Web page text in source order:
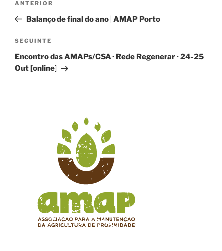
artigos
Conteúdo
anterior
ANTERIOR
Balanço de final do ano | AMAP Porto
Conteúdo
seguinte
SEGUINTE
Encontro das AMAPs/CSA · Rede Regenerar · 24-25
Out [online]